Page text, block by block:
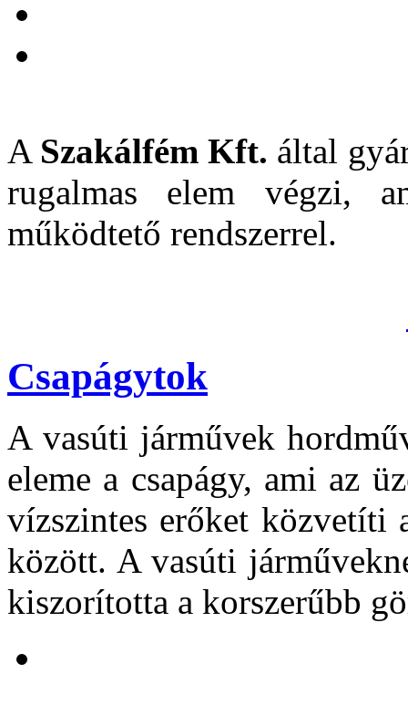
A Szakálfém Kft. által
rugalmas elem végzi,
működtető rendszerrel.
Csapágytok
A vasúti járművek
eleme a csapágy, ami az
vízszintes erőket közvetíti
között. A vasúti
kiszorította a korszerűbb